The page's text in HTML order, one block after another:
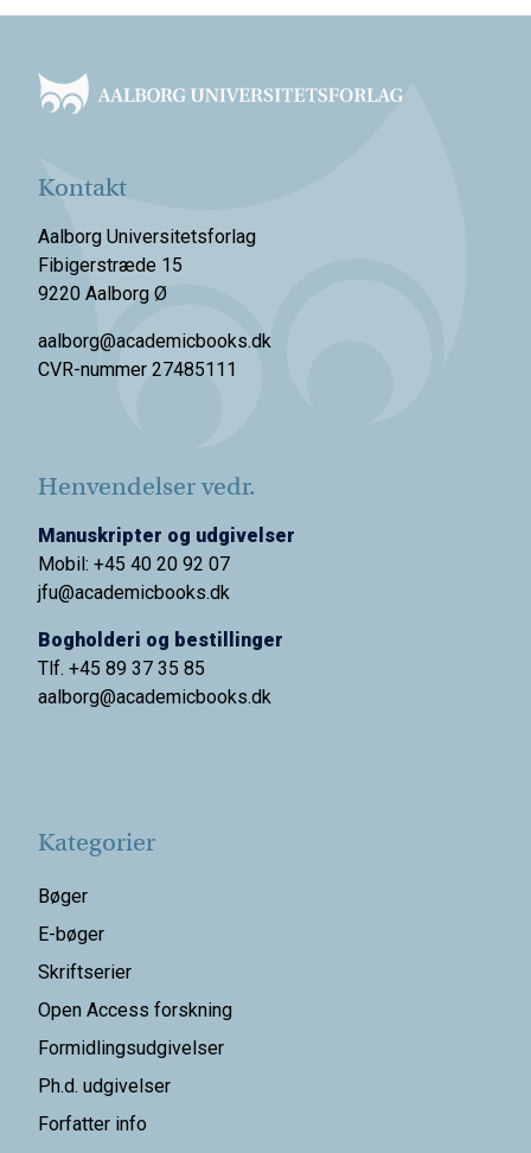
Kontakt
Aalborg Universitetsforlag
Fibigerstræde 15
9220 Aalborg Ø
aalborg@academicbooks.dk
CVR-nummer 27485111
Henvendelser vedr.
Manuskripter og udgivelser
Mobil: +45 40 20 92 07
jfu@academicbooks.dk
Bogholderi og bestillinger
Tlf. +45 89 37 35 85
aalborg@academicbooks.dk
Kategorier
Bøger
E-bøger
Skriftserier
Open Access forskning
Formidlingsudgivelser
Ph.d. udgivelser
Forfatter info